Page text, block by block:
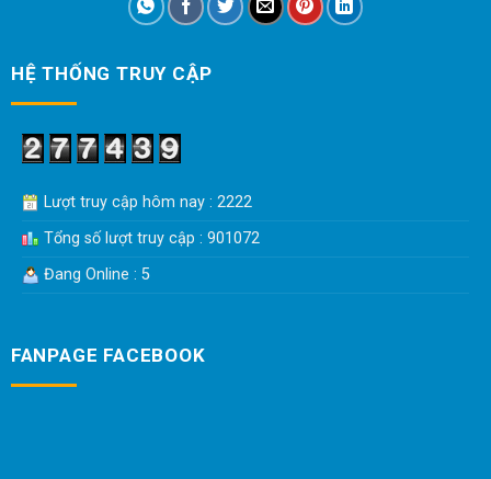
HỆ THỐNG TRUY CẬP
Lượt truy cập hôm nay : 2222
Tổng số lượt truy cập : 901072
Đang Online : 5
FANPAGE FACEBOOK